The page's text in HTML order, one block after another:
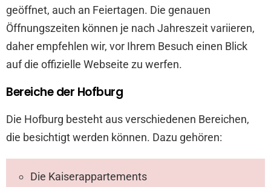
geöffnet, auch an Feiertagen. Die genauen
Öffnungszeiten können je nach Jahreszeit variieren,
daher empfehlen wir, vor Ihrem Besuch einen Blick
auf die offizielle Webseite zu werfen.
Bereiche der Hofburg
Die Hofburg besteht aus verschiedenen Bereichen,
die besichtigt werden können. Dazu gehören:
Die Kaiserappartements